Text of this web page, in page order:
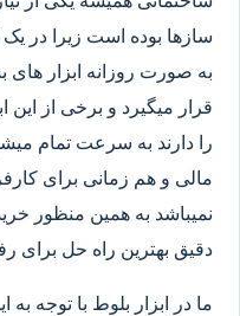
سازها بوده است زیرا در
به صورت روزانه ابزار های
قرار میگیرد و برخی از این
را دارند به سرعت تمام
مالی و هم زمانی برای
نمیباشد به همین منظور
دقیق بهترین راه حل برای
ما در ابزار بلوط با توجه